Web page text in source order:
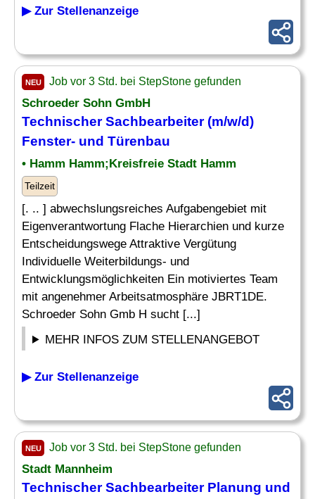
▶ Zur Stellenanzeige
NEU Job vor 3 Std. bei StepStone gefunden
Schroeder Sohn GmbH
Technischer Sachbearbeiter(m/w/d)
Fenster- und Türenbau
• Hamm Hamm;Kreisfreie Stadt Hamm
Teilzeit
[. .. ] abwechslungsreiches Aufgabengebiet mit
Eigenverantwortung Flache Hierarchien und kurze
Entscheidungswege Attraktive Vergütung
Individuelle Weiterbildungs- und
Entwicklungsmöglichkeiten Ein motiviertes Team
mit angenehmer Arbeitsatmosphäre JBRT1DE.
Schroeder Sohn Gmb H sucht [...]
MEHR INFOS ZUM STELLENANGEBOT
▶ Zur Stellenanzeige
NEU Job vor 3 Std. bei StepStone gefunden
Stadt Mannheim
Technischer SachbearbeiterPlanung und